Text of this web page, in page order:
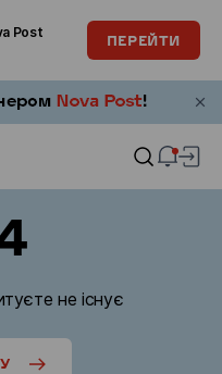
Post
ПЕРЕЙТИ
не існує